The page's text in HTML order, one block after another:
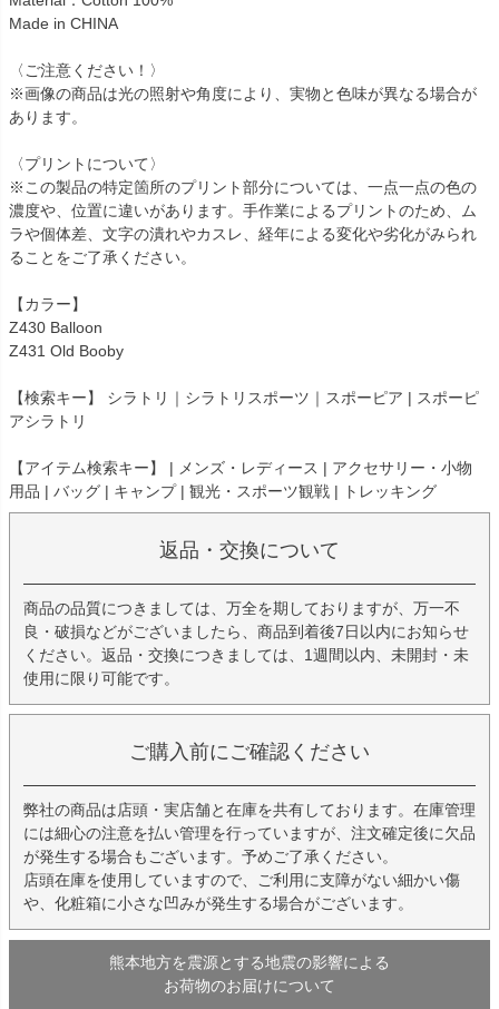
Made in CHINA
〈ご注意ください！〉
※画像の商品は光の照射や角度により、実物と色味が異なる場合が
あります。
〈プリントについて〉
※この製品の特定箇所のプリント部分については、一点一点の色の
濃度や、位置に違いがあります。手作業によるプリントのため、ム
ラや個体差、文字の潰れやカスレ、経年による変化や劣化がみられ
ることをご了承ください。
【カラー】
Z430 Balloon
Z431 Old Booby
【検索キー】 シラトリ｜シラトリスポーツ｜スポーピア | スポーピ
アシラトリ
【アイテム検索キー】 | メンズ・レディース | アクセサリー・小物
用品 | バッグ | キャンプ | 観光・スポーツ観戦 | トレッキング
返品・交換について
商品の品質につきましては、万全を期しておりますが、万一不
良・破損などがございましたら、商品到着後7日以内にお知らせ
ください。返品・交換につきましては、1週間以内、未開封・未
使用に限り可能です。
ご購入前にご確認ください
弊社の商品は店頭・実店舗と在庫を共有しております。在庫管理
には細心の注意を払い管理を行っていますが、注文確定後に欠品
が発生する場合もございます。予めご了承ください。
店頭在庫を使用していますので、ご利用に支障がない細かい傷
や、化粧箱に小さな凹みが発生する場合がございます。
熊本地方を震源とする地震の影響による
お荷物のお届けについて